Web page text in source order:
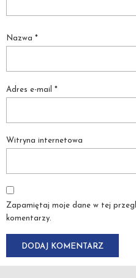
Nazwa *
Adres e-mail *
Witryna internetowa
Zapamiętaj moje dane w tej
komentarzy.